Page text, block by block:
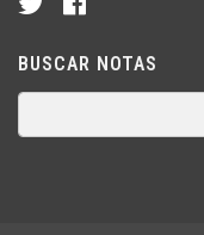
BUSCAR NOTAS